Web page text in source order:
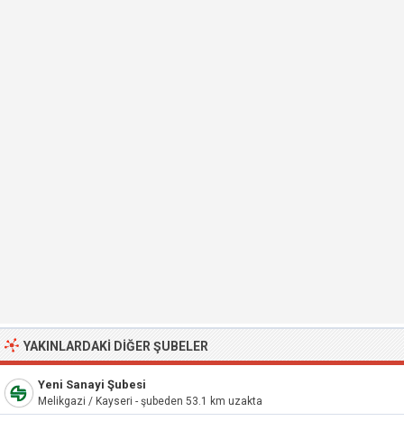
YAKINLARDAKI DIĞER ŞUBELER
Yeni Sanayi Şubesi
Melikgazi / Kayseri - şubeden 53.1 km uzakta